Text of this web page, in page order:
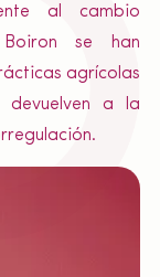
al cambio
se han
agrícolas
devuelven a la